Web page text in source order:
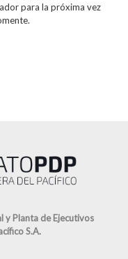
para la próxima vez
y Planta de Ejecutivos
S.A.